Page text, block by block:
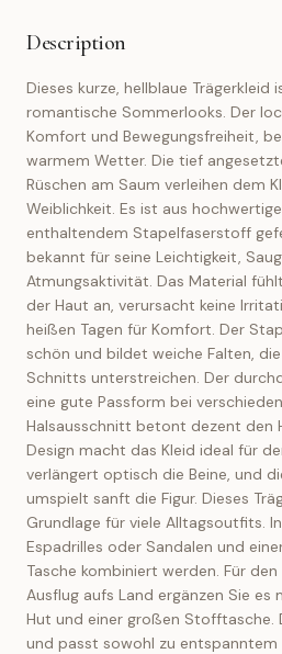
Description
Dieses kurze, hellblaue
romantische Sommerlooks. Der
Komfort und Bewegungsfreiheit,
warmem Wetter. Die tief
Rüschen am Saum verleihen dem
Weiblichkeit. Es ist aus
enthaltendem Stapelfaserstoff
bekannt für seine Leichtigkeit,
Atmungsaktivität. Das Material
der Haut an, verursacht keine
heißen Tagen für Komfort. Der
schön und bildet weiche Falten,
Schnitts unterstreichen. Der
eine gute Passform bei
Halsausschnitt betont dezent den
Design macht das Kleid ideal für
verlängert optisch die Beine, und
umspielt sanft die Figur. Dieses
Grundlage für viele Alltagsoutfits.
Espadrilles oder Sandalen und
Tasche kombiniert werden. Für
Ausflug aufs Land ergänzen Sie
Hut und einer großen Stofftasche.
und passt sowohl zu entspanntem